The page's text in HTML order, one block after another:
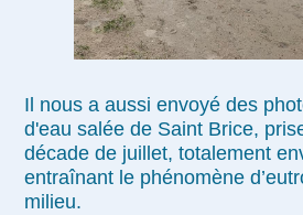
Il nous a aussi envoyé des
d'eau salée de Saint Brice,
décade de juillet, totalement
entraînant le phénomène
milieu.